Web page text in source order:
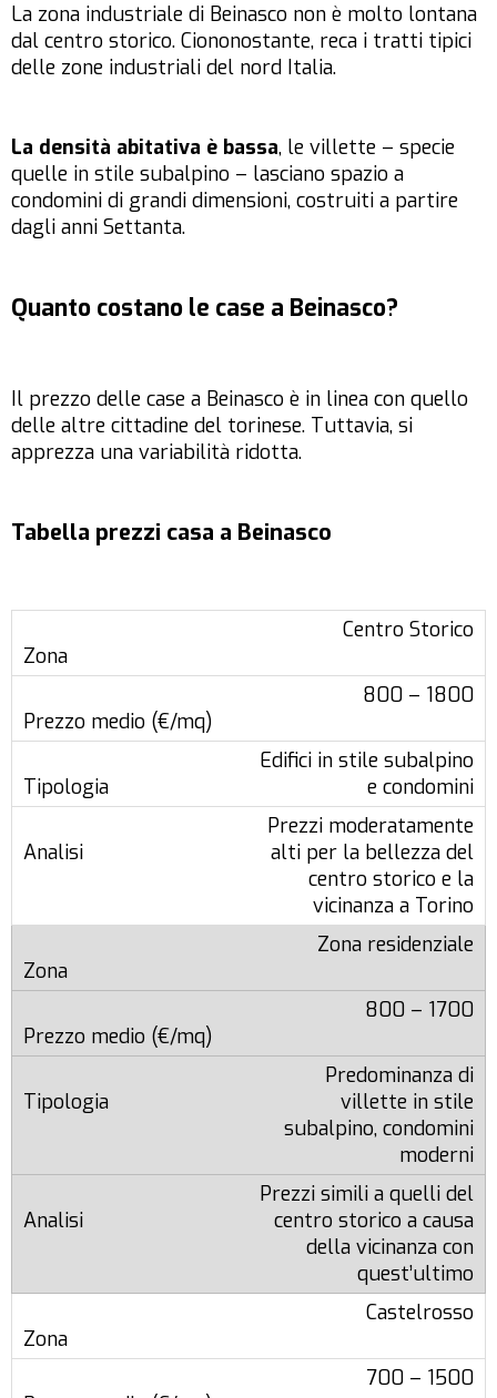
La zona industriale di Beinasco non è molto lontana
dal centro storico. Ciononostante, reca i tratti tipici
delle zone industriali del nord Italia.
La densità abitativa è bassa, le villette – specie
quelle in stile subalpino – lasciano spazio a
condomini di grandi dimensioni, costruiti a partire
dagli anni Settanta.
Quanto costano le case a Beinasco?
Il prezzo delle case a Beinasco è in linea con quello
delle altre cittadine del torinese. Tuttavia, si
apprezza una variabilità ridotta.
Tabella prezzi casa a Beinasco
Centro Storico
800 – 1800
Edifici in stile subalpino
e condomini
Prezzi moderatamente
alti per la bellezza del
centro storico e la
vicinanza a Torino
Zona residenziale
800 – 1700
Predominanza di
villette in stile
subalpino, condomini
moderni
Prezzi simili a quelli del
centro storico a causa
della vicinanza con
quest’ultimo
Castelrosso
700 – 1500